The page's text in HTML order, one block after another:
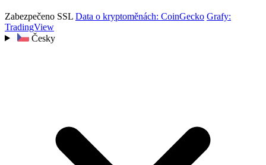
Zabezpečeno SSL Data o kryptoměnách: CoinGecko Grafy:
TradingView
Česky